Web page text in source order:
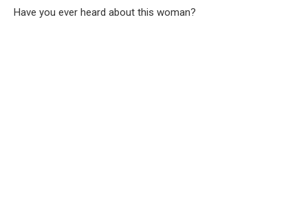
Have you ever heard about this woman?